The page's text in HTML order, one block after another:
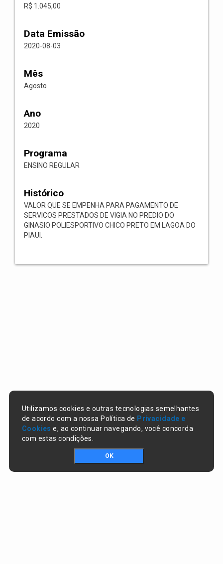
R$ 1.045,00
Data Emissão
2020-08-03
Mês
Agosto
Ano
2020
Programa
ENSINO REGULAR
Histórico
VALOR QUE SE EMPENHA PARA PAGAMENTO DE
SERVICOS PRESTADOS DE VIGIA NO PREDIO DO
GINASIO POLIESPORTIVO CHICO PRETO EM LAGOA DO
PIAUI.
Utilizamos cookies e outras tecnologias semelhantes
de acordo com a nossa Política de Privacidade e
Cookies e, ao continuar navegando, você concorda
com estas condições.
OK